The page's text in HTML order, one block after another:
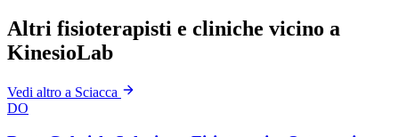
Altri fisioterapisti e cliniche vicino a
KinesioLab
Vedi altro a Sciacca
DO